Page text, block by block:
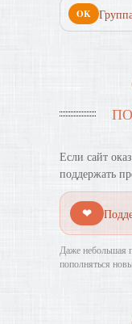
OK
Если сайт
поддержать
❤
Даже небольшая
пополняться